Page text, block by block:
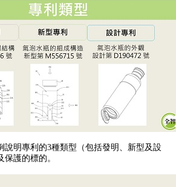
說明專利的3種類型（包括發明、新型及設
護的標的。